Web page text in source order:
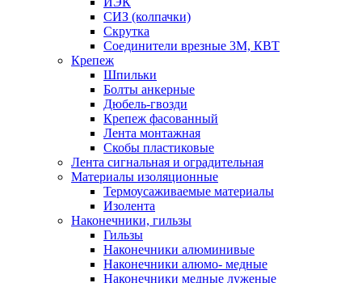
СИЗ (колпачки)
Скрутка
Соединители врезные 3M, КВТ
Крепеж
Шпильки
Болты анкерные
Дюбель-гвозди
Крепеж фасованный
Лента монтажная
Скобы пластиковые
Лента сигнальная и оградительная
Материалы изоляционные
Термоусаживаемые матeриалы
Изолента
Наконечники, гильзы
Гильзы
Наконечники алюминивые
Наконечники алюмо- медные
Наконечники медные луженые